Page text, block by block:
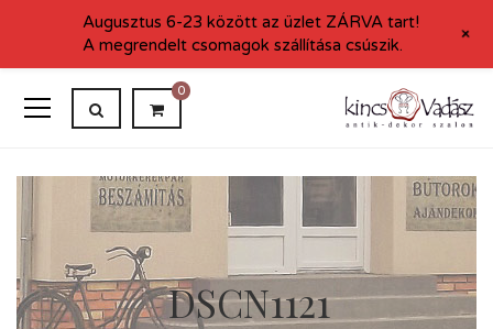
0
DSCN1121
Augusztus 6-23 között az üzlet ZÁRVA tart!
A megrendelt csomagok szállítása csúszik.
+